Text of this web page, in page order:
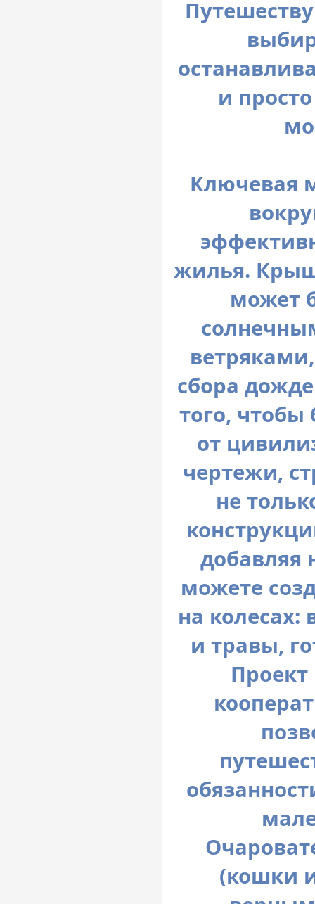
и
Ключевая
жилья.
может
сбора
того,
от
чертежи,
не
добавляя
можете
на
и травы,
(кошки